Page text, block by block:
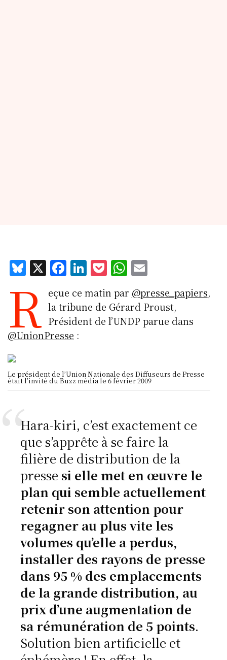
Bl
u
e
s
k
X F
a
c
e
b
o
k
Li
n
k
e
d
n
P
o
c
k
et
W
h
at
s
A
p
ai
l
R eçue ce matin par @presse_papiers,
la tribune de Gérard Proust,
Président de l’UNDP parue dans
@UnionPresse :
Le président de l’Union Nationale des Diffuseurs de Presse
était l’invité du Buzz média le 6 février 2009
Hara-kiri, c’est exactement ce
que s’apprête à se faire la
filière de distribution de la
presse si elle met en œuvre le
plan qui semble actuellement
retenir son attention pour
regagner au plus vite les
volumes qu’elle a perdus,
installer des rayons de presse
dans 95 % des emplacements
de la grande distribution, au
prix d’une augmentation de
sa rémunération de 5 points.
Solution bien artificielle et